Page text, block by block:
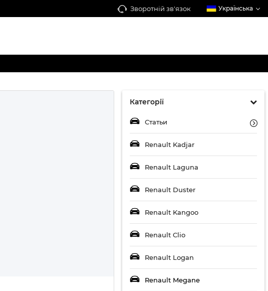
Зворотній зв'язок Українська
Категорії
Статьи
Renault Kadjar
Renault Laguna
Renault Duster
Renault Kangoo
Renault Clio
Renault Logan
Renault Megane